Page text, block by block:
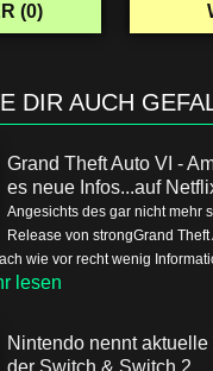
(0)
DIR AUCH
Grand Theft Auto VI -
es neue Infos...auf
Angesichts des gar nicht mehr
Release von strongGrand
wie vor recht wenig
lesen
Nintendo nennt
der Switch & Switch 2